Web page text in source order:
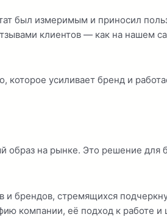
был измеримым и приносил
клиентов — как на нашем
усиливает бренд и
на рынке. Это решение для
и брендов, стремящихся
компании, её подход к работе и